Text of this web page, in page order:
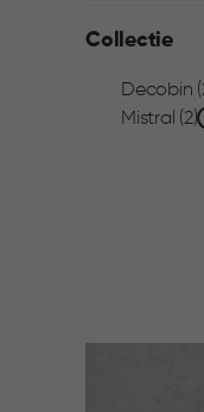
filter
Collectie
Decobin
Mistral (2)